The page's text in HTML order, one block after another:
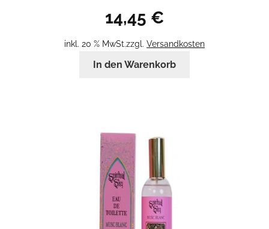
14,45 €
inkl. 20 % MwSt.zzgl. Versandkosten
In den Warenkorb